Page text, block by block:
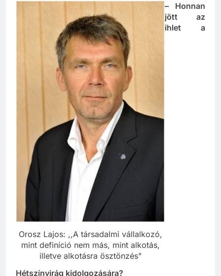
Orosz Lajos: ,,A társadalmi vállalkozó,
mint definíció nem más, mint alkotás,
– Honnan
jött az